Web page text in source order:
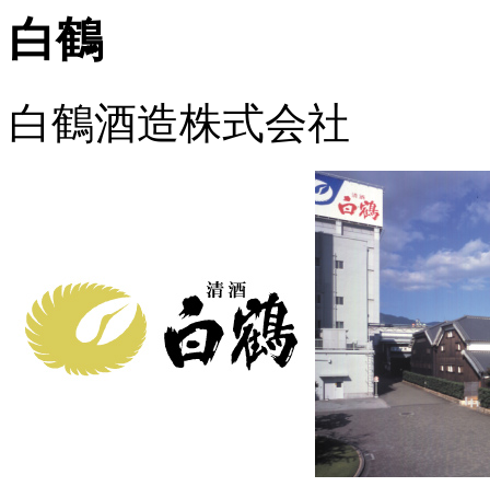
白鶴
白鶴酒造株式会社